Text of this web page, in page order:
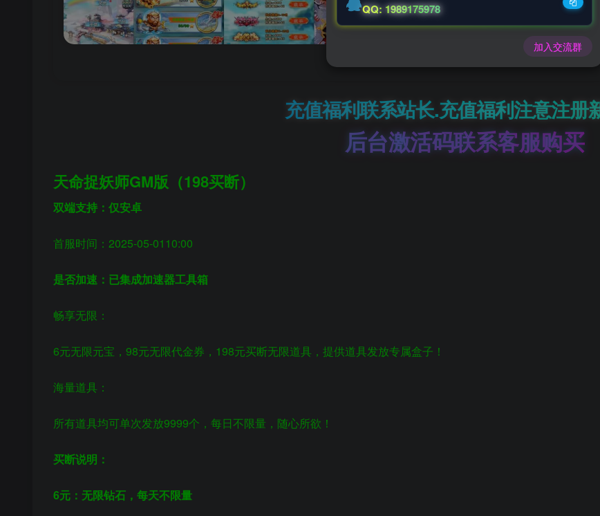
充值福利联系站长.充值福利注意注册
后台激活码联系客服购买
天命捉妖师GM版（198买断）
双端支持：仅安卓
首服时间：2025-05-0110:00
是否加速：已集成加速器工具箱
畅享无限：
6元无限元宝，98元无限代金券，198元买断无限道具，提供道具发放专属盒子！
海量道具：
所有道具均可单次发放9999个，每日不限量，随心所欲！
买断说明：
6元：无限钻石，每天不限量
QQ: 1989175978
加入交流群